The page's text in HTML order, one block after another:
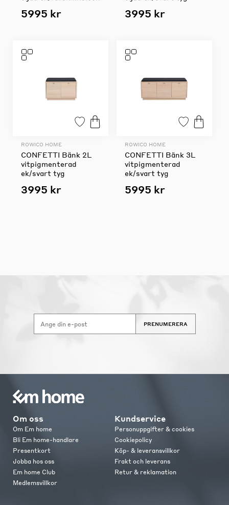
5995 kr 3995 kr
ROWICO HOME
CONFETTI Bänk 2L
vitpigmenterad
ek/svart tyg
3995 kr
ROWICO HOME
CONFETTI Bänk 3L
vitpigmenterad
ek/svart tyg
5995 kr
PRENUMERERA
Om oss
Om Em home
Bli Em home-handlare
Presentkort
Jobba hos oss
Em home Club
Medlemsvillkor
Kundservice
Personuppgifter & cookies
Cookiepolicy
Köp- & leveransvillkor
Frakt och leverans
Retur & reklamation